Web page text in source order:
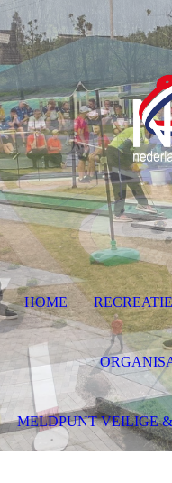
HOME
MELDPUNT VEILIGE